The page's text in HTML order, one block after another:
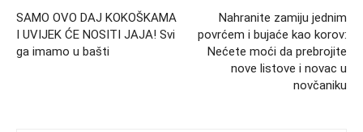
SAMO OVO DAJ KOKOŠKAMA
I UVIJEK ĆE NOSITI JAJA! Svi
ga imamo u bašti
Nahranite zamiju jednim
povrćem i bujaće kao korov:
Nećete moći da prebrojite
nove listove i novac u
novčaniku